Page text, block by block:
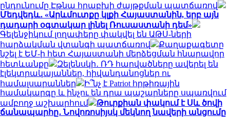
ընդունումը Էթնա հրաբխի ժայթքման պատճառով
Մեդվեդև․ «Արևմուտքը կլքի Հայաստանին, երբ այն
դադարի օգտակար լինել Ռուսաստանի դեմ»
Գելենջիկում լողափերը փակվել են ԱԹՍ-ների
հարձակման վտանգի պատճառով
Քաղաքագետը
նշել է ԵՄ-ի հետ Հայաստանի մերձեցման հնարավոր
հետևանքը
Զելենսկի․ ՌԴ հարվածները ավերել են
էլեկտրակայաններ, հիվանդանոցներ ու
համալսարաններ
Ի՞նչ է Patriot հրթիռային
համակարգը և ինչու են դրա պաշարները սպառվում
ամբողջ աշխարհում
Թուրքիան փակում է Սև ծովի
ճանապարհը․ Նովոռոսիյսկ մեկնող նավերի անցումը